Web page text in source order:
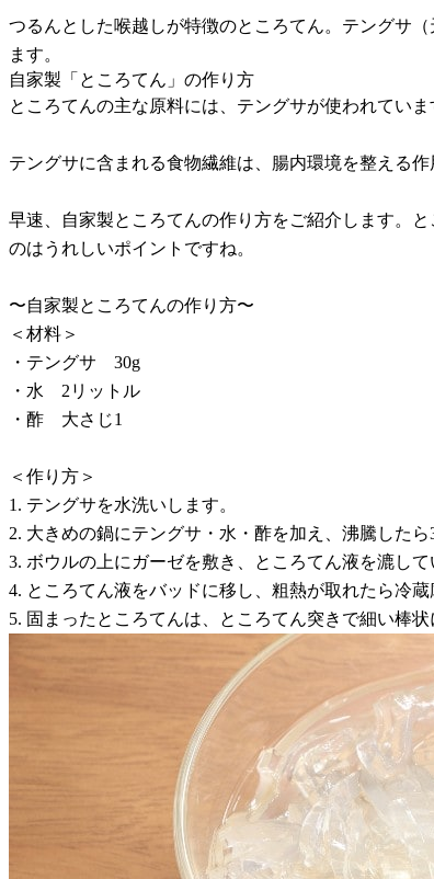
つるんとした喉越しが特徴のところてん。テングサ
ます。
自家製「ところてん」の作り方
ところてんの主な原料には、テングサが使われてい
テングサに含まれる食物繊維は、腸内環境を整える
早速、自家製ところてんの作り方をご紹介します。
のはうれしいポイントですね。
〜自家製ところてんの作り方〜
＜材料＞
・テングサ 30g
・水 2リットル
・酢 大さじ1
＜作り方＞
1. テングサを水洗いします。
2. 大きめの鍋にテングサ・水・酢を加え、沸騰したら
3. ボウルの上にガーゼを敷き、ところてん液を漉して
4. ところてん液をバッドに移し、粗熱が取れたら冷蔵
5. 固まったところてんは、ところてん突きで細い棒